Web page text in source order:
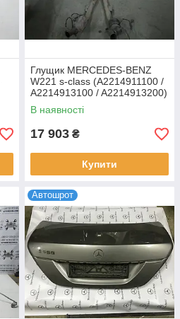
Глущик MERCEDES-BENZ
W221 s-class (A2214911100 /
A2214913100 / A2214913200)
В наявності
17 903 ₴
Купити
Автошрот